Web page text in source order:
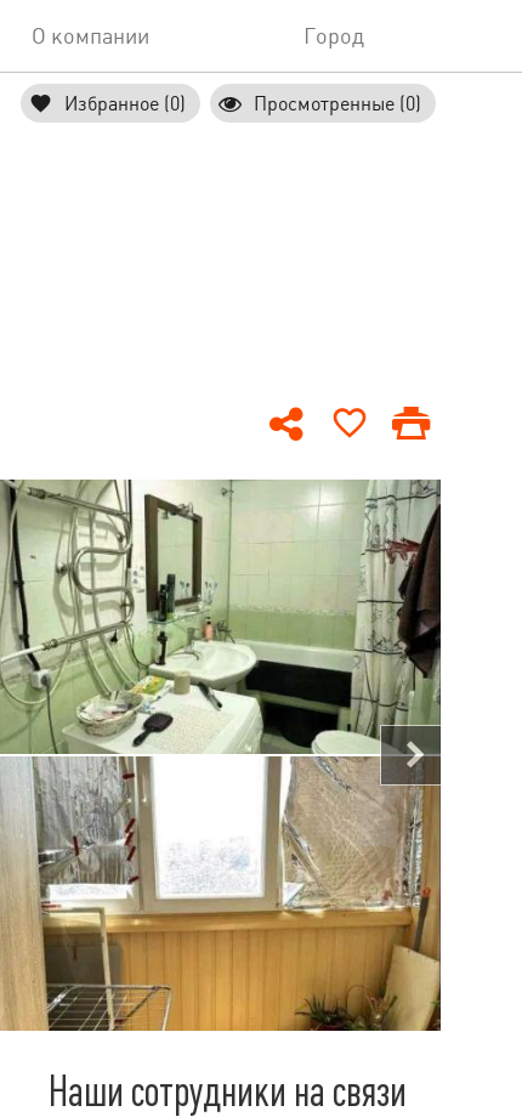
О компании Город
Избранное (0) Просмотренные (0)
Наши сотрудники на связи